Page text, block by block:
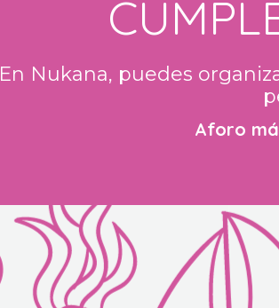
En Nukana, puedes
Aforo